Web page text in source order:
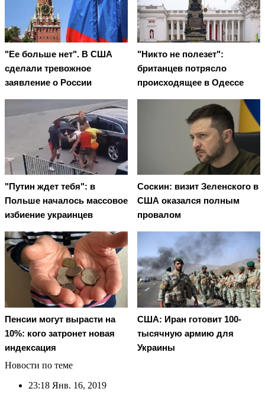
"Ее больше нет". В США
сделали тревожное
заявление о России
"Никто не полезет":
британцев потрясло
происходящее в Одессе
"Путин ждет тебя": в
Польше началось массовое
избиение украинцев
Соскин: визит Зеленского в
США оказался полным
провалом
Пенсии могут вырасти на
10%: кого затронет новая
индексация
США: Иран готовит 100-
тысячную армию для
Украины
Новости по теме
23:18 Янв. 16, 2019